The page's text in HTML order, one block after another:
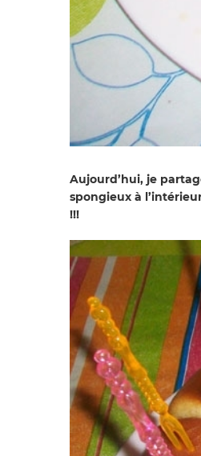
Aujourd’hui, je
spongieux à
!!!